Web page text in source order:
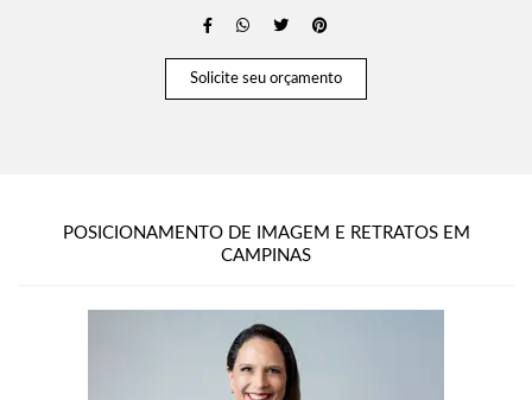
Solicite seu orçamento
POSICIONAMENTO DE IMAGEM E RETRATOS EM
CAMPINAS